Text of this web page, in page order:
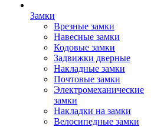
Замки
Врезные замки
Навесные замки
Кодовые замки
Задвижки дверные
Накладные замки
Почтовые замки
Электромеханические
замки
Накладки на замки
Велосипедные замки